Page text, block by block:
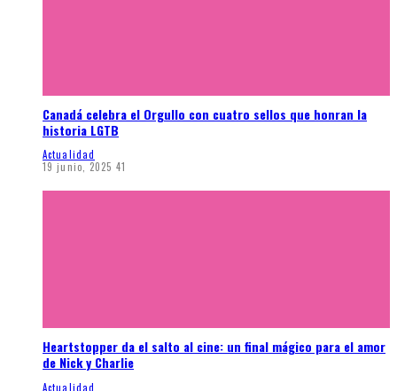
Canadá celebra el Orgullo con cuatro sellos que honran la
historia LGTB
Actualidad
19 junio, 2025 41
Heartstopper da el salto al cine: un final mágico para el amor
de Nick y Charlie
Actualidad